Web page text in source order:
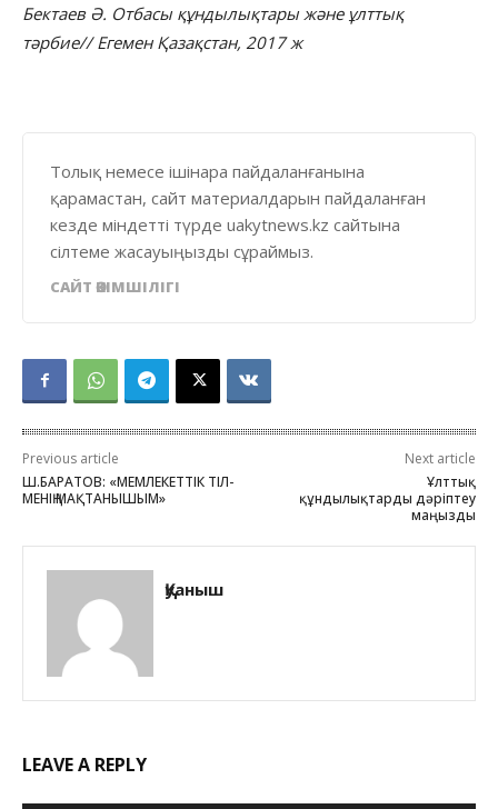
Бектаев Ә. Отбасы құндылықтары және ұлттық
тәрбие// Егемен Қазақстан, 2017 ж
Толық немесе ішінара пайдаланғанына
қарамастан, сайт материалдарын пайдаланған
кезде міндетті түрде uakytnews.kz сайтына
сілтеме жасауыңызды сұраймыз.
САЙТ ӘКІМШІЛІГІ
Previous article
Ш.БАРАТОВ: «МЕМЛЕКЕТТІК ТІЛ-
МЕНІҢ МАҚТАНЫШЫМ»
Next article
Ұлттық
құндылықтарды дәріптеу
маңызды
Қуаныш
LEAVE A REPLY